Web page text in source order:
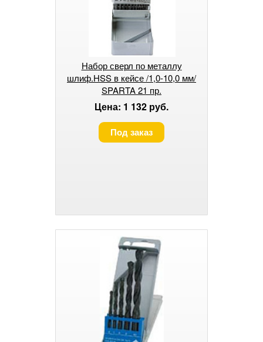
Набор сверл по металлу
шлиф.HSS в кейсе /1,0-10,0 мм/
SPARTA 21 пр.
Цена: 1 132 руб.
Под заказ